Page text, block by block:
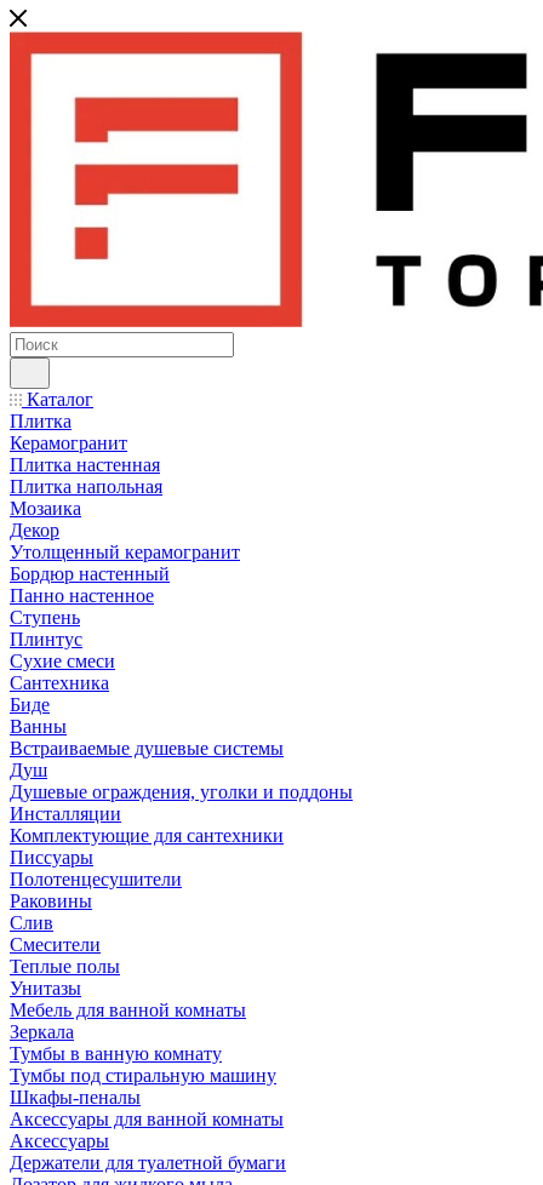
Каталог
Плитка
Керамогранит
Плитка настенная
Плитка напольная
Мозаика
Декор
Утолщенный керамогранит
Бордюр настенный
Панно настенное
Ступень
Плинтус
Сухие смеси
Сантехника
Биде
Ванны
Встраиваемые душевые системы
Душ
Душевые ограждения, уголки и поддоны
Инсталляции
Комплектующие для сантехники
Писсуары
Полотенцесушители
Раковины
Слив
Смесители
Теплые полы
Унитазы
Мебель для ванной комнаты
Зеркала
Тумбы в ванную комнату
Тумбы под стиральную машину
Шкафы-пеналы
Аксессуары для ванной комнаты
Аксессуары
Держатели для туалетной бумаги